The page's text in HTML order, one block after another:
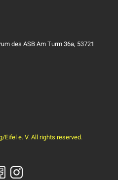
des ASB Am Turm 36a, 53721
Eifel e. V. All rights reserved.